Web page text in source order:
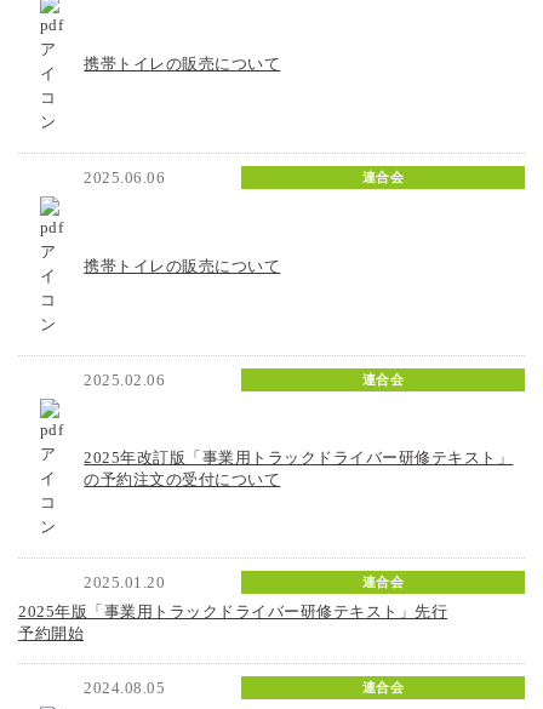
携帯トイレの販売について
2025.06.06 連合会
携帯トイレの販売について
2025.02.06 連合会
2025年改訂版「事業用トラックドライバー研修テキスト」
の予約注文の受付について
2025.01.20 連合会
2025年版「事業用トラックドライバー研修テキスト」先行
予約開始
2024.08.05 連合会